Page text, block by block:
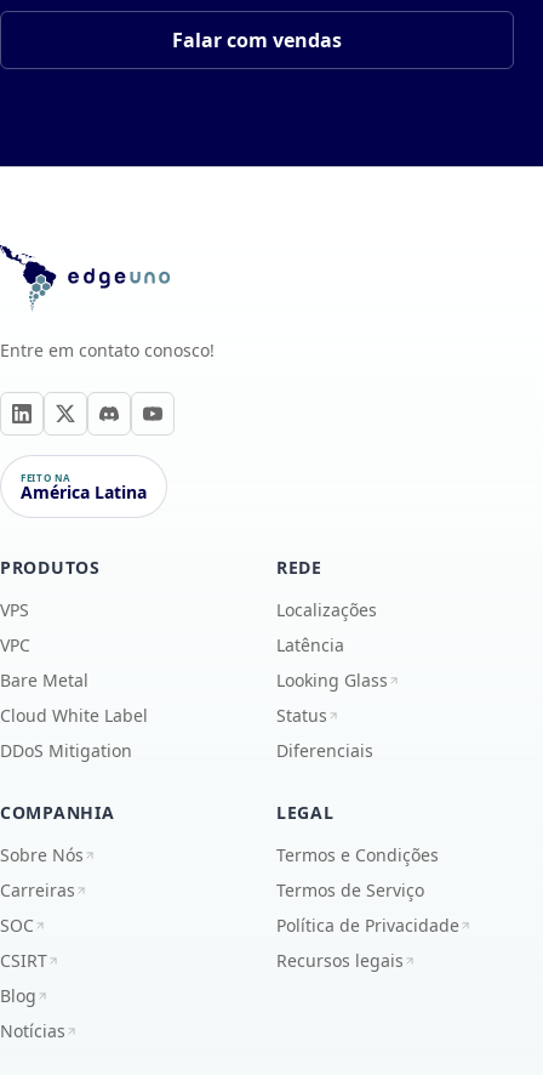
Falar com vendas
Entre em contato conosco!
FEITO NA
América Latina
PRODUTOS
VPS
VPC
Bare Metal
Cloud White Label
DDoS Mitigation
REDE
Localizações
Latência
Looking Glass
Status
Diferenciais
COMPANHIA
Sobre Nós
Carreiras
SOC
CSIRT
Blog
Notícias
LEGAL
Termos e Condições
Termos de Serviço
Política de Privacidade
Recursos legais